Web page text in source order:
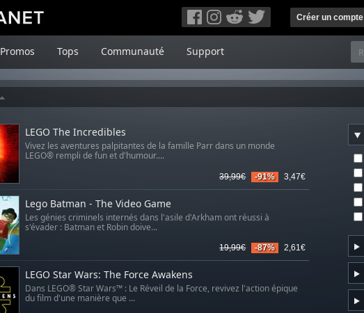
Créer un compte
Promos Tops Communauté Support
LEGO The Incredibles
Vivez les aventures palpitantes de la famille Parr dans un monde
LEGO® rempli de fun et d'humour....
39,99€ -91% 3,47€
Lego Batman - The Video Game
Les génies criminels internés dans l'asile d'Arkham ont réussi à
s'évader : Batman et Robin doive...
19,99€ -87% 2,61€
LEGO Star Wars: The Force Awakens
Dans LEGO® Star Wars™ : Le Réveil de la Force, revivez l'action épique
du film d'une manière que ...